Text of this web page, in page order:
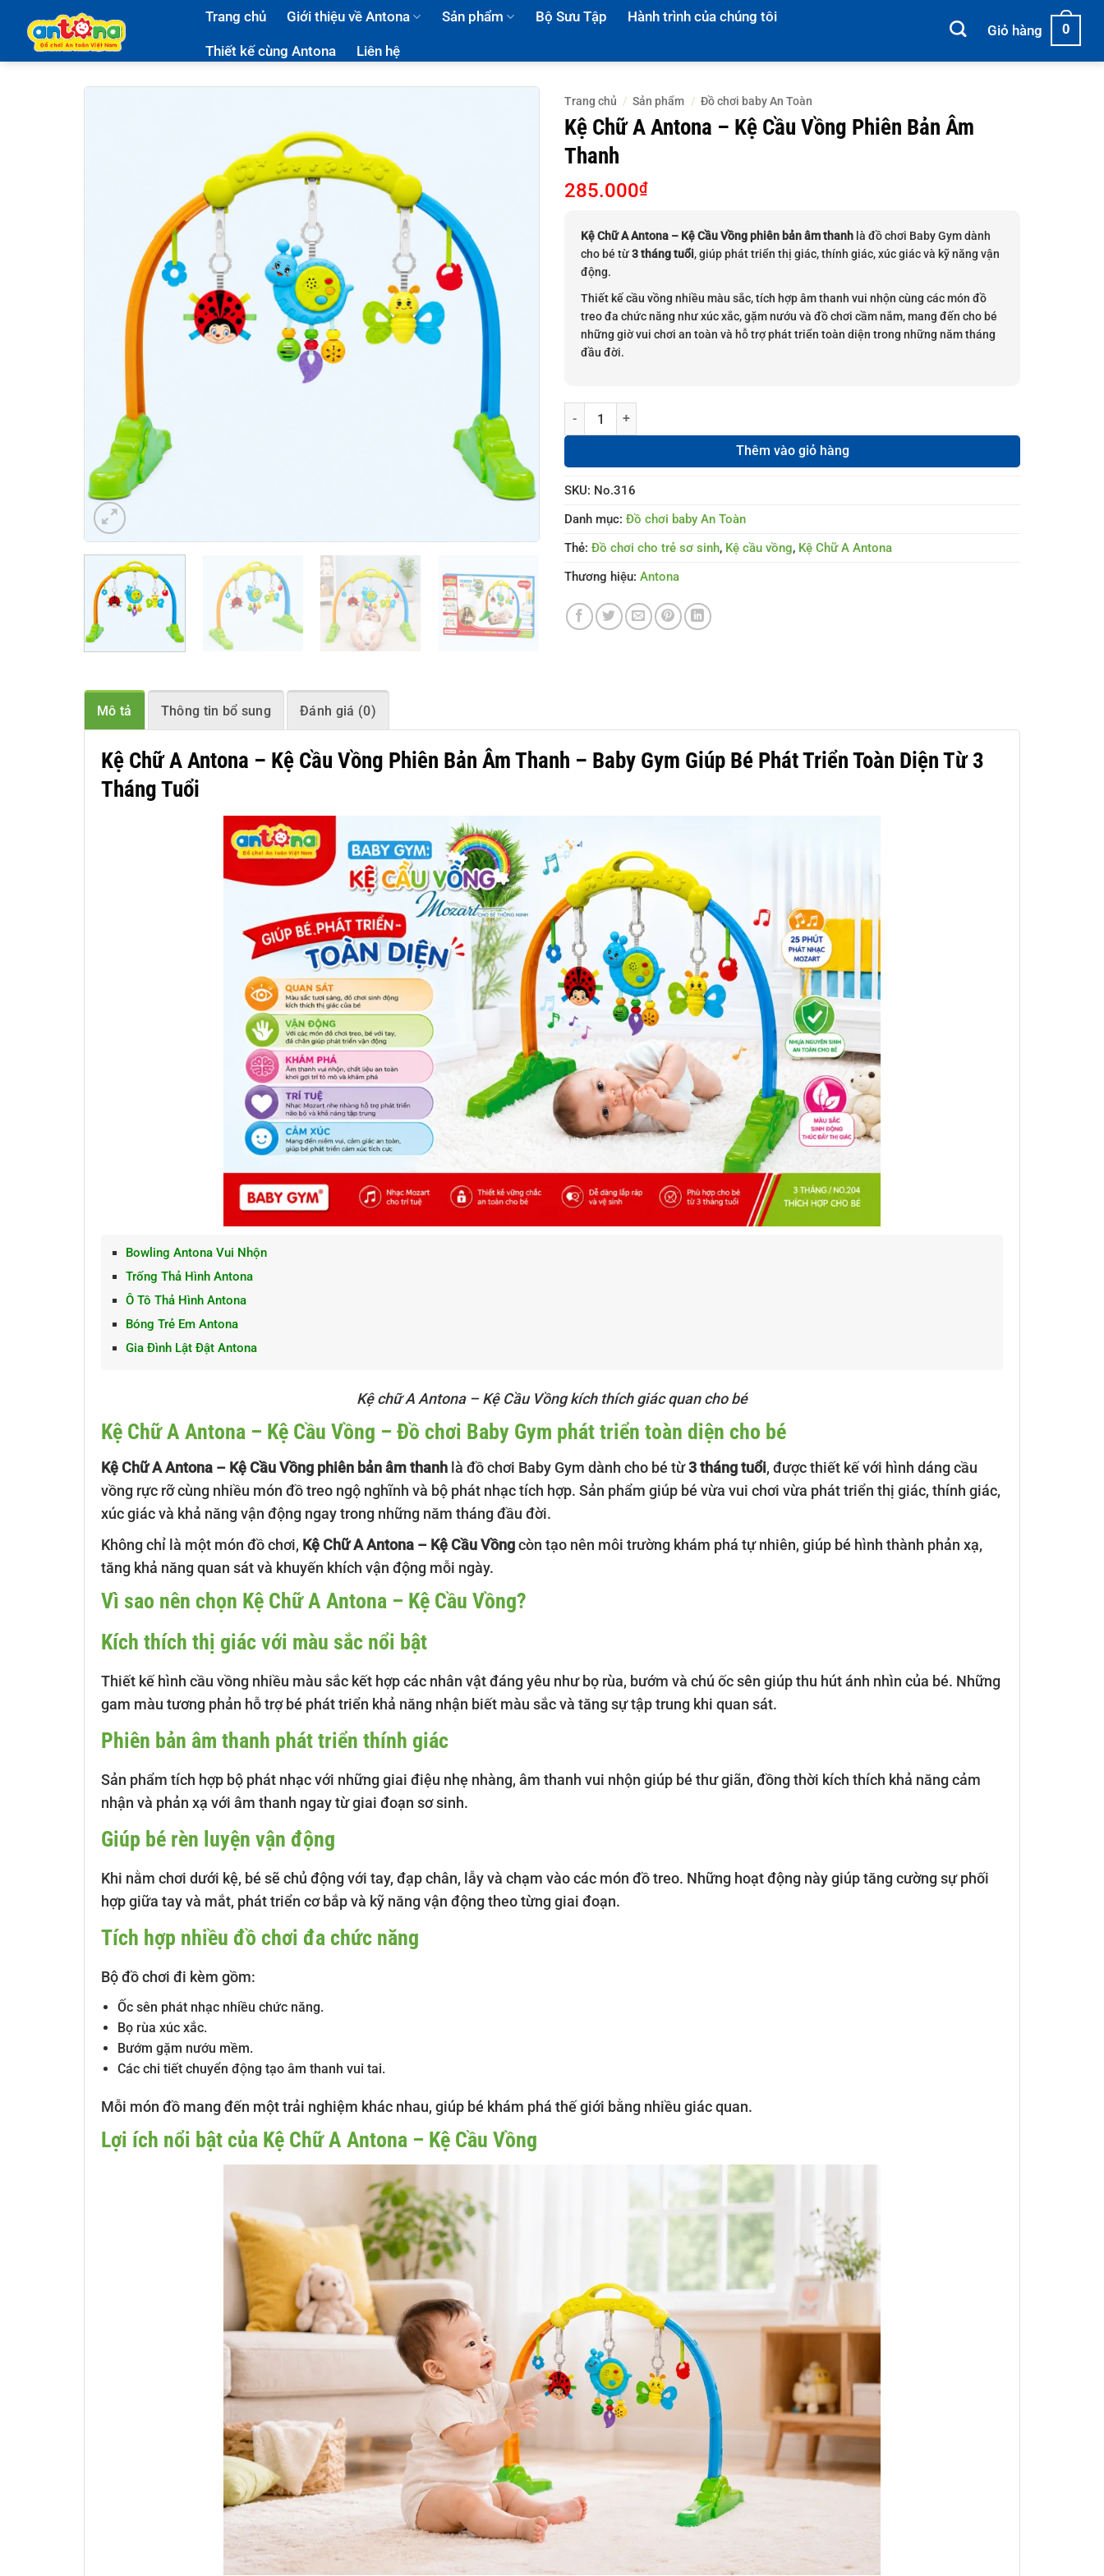
Trang chủ Giới thiệu về Antona Sản phẩm Bộ Sưu Tập Hành trình của chúng tôi
Thiết kế cùng Antona Liên hệ
Giỏ hàng 0
Trang chủ / Sản phẩm / Đồ chơi baby An Toàn
Kệ Chữ A Antona – Kệ Cầu Vồng Phiên Bản Âm
Thanh
285.000₫
Kệ Chữ A Antona – Kệ Cầu Vồng phiên bản âm thanh là đồ chơi Baby Gym dành
cho bé từ3 tháng tuổi, giúp phát triển thị giác, thính giác, xúc giác và kỹ năng vận
động.
Thiết kế cầu vồng nhiều màu sắc, tích hợp âm thanh vui nhộn cùng các món đồ
treo đa chức năng như xúc xắc, gặm nướu và đồ chơi cầm nắm, mang đến cho bé
những giờ vui chơi an toàn và hỗ trợ phát triển toàn diện trong những năm tháng
đầu đời.
Kệ Chữ A Antona - Kệ Cầu Vồng Phiên Bản Âm Thanh số lượng
Thêm vào giỏ hàng
SKU: No.316
Danh mục: Đồ chơi baby An Toàn
Thẻ: Đồ chơi cho trẻ sơ sinh, Kệ cầu vồng, Kệ Chữ A Antona
Thương hiệu: Antona
Mô tả Thông tin bổ sung Đánh giá (0)
Kệ Chữ A Antona – Kệ Cầu Vồng Phiên Bản Âm Thanh – Baby Gym Giúp Bé Phát Triển Toàn Diện Từ 3
Tháng Tuổi
Bowling Antona Vui Nhộn
Trống Thả Hình Antona
Ô Tô Thả Hình Antona
Bóng Trẻ Em Antona
Gia Đình Lật Đật Antona
Kệ chữ A Antona – Kệ Cầu Vồng kích thích giác quan cho bé
Kệ Chữ A Antona – Kệ Cầu Vồng – Đồ chơi Baby Gym phát triển toàn diện cho bé
Kệ Chữ A Antona – Kệ Cầu Vồng phiên bản âm thanh là đồ chơi Baby Gym dành cho bé từ3 tháng tuổi, được thiết kế với hình dáng cầu
vồng rực rỡ cùng nhiều món đồ treo ngộ nghĩnh và bộ phát nhạc tích hợp. Sản phẩm giúp bé vừa vui chơi vừa phát triển thị giác, thính giác,
xúc giác và khả năng vận động ngay trong những năm tháng đầu đời.
Không chỉ là một món đồ chơi, Kệ Chữ A Antona – Kệ Cầu Vồngcòn tạo nên môi trường khám phá tự nhiên, giúp bé hình thành phản xạ,
tăng khả năng quan sát và khuyến khích vận động mỗi ngày.
Vì sao nên chọn Kệ Chữ A Antona – Kệ Cầu Vồng?
Kích thích thị giác với màu sắc nổi bật
Thiết kế hình cầu vồng nhiều màu sắc kết hợp các nhân vật đáng yêu như bọ rùa, bướm và chú ốc sên giúp thu hút ánh nhìn của bé. Những
gam màu tương phản hỗ trợ bé phát triển khả năng nhận biết màu sắc và tăng sự tập trung khi quan sát.
Phiên bản âm thanh phát triển thính giác
Sản phẩm tích hợp bộ phát nhạc với những giai điệu nhẹ nhàng, âm thanh vui nhộn giúp bé thư giãn, đồng thời kích thích khả năng cảm
nhận và phản xạ với âm thanh ngay từ giai đoạn sơ sinh.
Giúp bé rèn luyện vận động
Khi nằm chơi dưới kệ, bé sẽ chủ động với tay, đạp chân, lẫy và chạm vào các món đồ treo. Những hoạt động này giúp tăng cường sự phối
hợp giữa tay và mắt, phát triển cơ bắp và kỹ năng vận động theo từng giai đoạn.
Tích hợp nhiều đồ chơi đa chức năng
Bộ đồ chơi đi kèm gồm:
Ốc sên phát nhạc nhiều chức năng.
Bọ rùa xúc xắc.
Bướm gặm nướu mềm.
Các chi tiết chuyển động tạo âm thanh vui tai.
Mỗi món đồ mang đến một trải nghiệm khác nhau, giúp bé khám phá thế giới bằng nhiều giác quan.
Lợi ích nổi bật của Kệ Chữ A Antona – Kệ Cầu Vồng